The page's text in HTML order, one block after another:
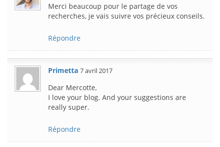
Merci beaucoup pour le partage de vos
recherches, je vais suivre vos précieux conseils.
Répondre
Primetta 7 avril 2017
Dear Mercotte,
I love your blog. And your suggestions are
really super.
Répondre